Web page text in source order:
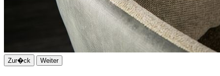
Zur�ck Weiter